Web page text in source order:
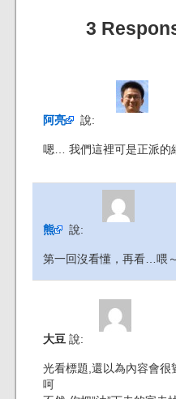
3
阿亮 說:
嗯… 我們這裡可是正派的
熊 說:
第一回沒看懂，再看…喂
大豆 說:
光看標題,還以為內容會很
呵